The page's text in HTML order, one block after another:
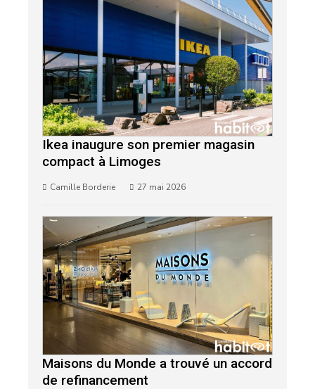
Ikea inaugure son premier magasin
compact à Limoges
Camille Borderie 27 mai 2026
Maisons du Monde a trouvé un accord
de refinancement